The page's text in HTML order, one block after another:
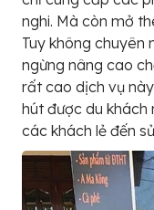
nghi. Mà còn mở
Tuy không chuyên
ngừng nâng cao
rất cao dịch vụ
hút được du khách
các khách lẻ đến